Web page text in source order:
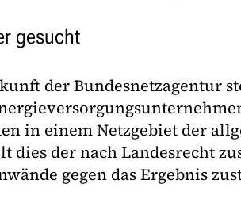
gesucht
der Bundesnetzagentur
in einem Netzgebiet der
dies der nach Landesrecht
gegen das Ergebnis